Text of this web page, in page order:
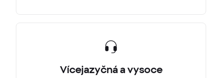
Vícejazyčná a vysoce